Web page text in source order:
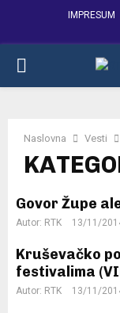
IMPRESUM
PRIMARY
Naslovna Vesti
Govor Župe
Autor: RTK 13/11/
Kruševačko
festivalima
Autor: RTK 13/11/